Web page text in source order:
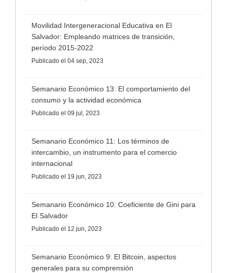
Movilidad Intergeneracional Educativa en El
Salvador: Empleando matrices de transición,
período 2015-2022
Publicado el 04 sep, 2023
Semanario Económico 13: El comportamiento del
consumo y la actividad económica
Publicado el 09 jul, 2023
Semanario Económico 11: Los términos de
intercambio, un instrumento para el comercio
internacional
Publicado el 19 jun, 2023
Semanario Económico 10: Coeficiente de Gini para
El Salvador
Publicado el 12 jun, 2023
Semanario Económico 9: El Bitcoin, aspectos
generales para su comprensión